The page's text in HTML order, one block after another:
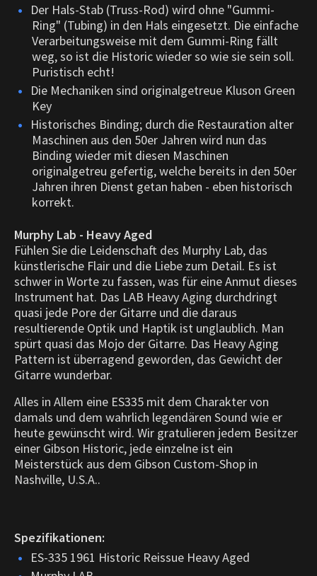
Der Hals-Stab (Truss-Rod) wird ohne "Gummi-
Ring" (Tubing) in den Hals eingesetzt. Die einfache
Verarbeitungsweise mit dem Gummi-Ring fällt
weg, so ist die Historic wieder so wie sie sein soll.
Puristisch echt!
Die Mechaniken sind originalgetreue Kluson Green
Key
Historisches Binding; durch die Restauration alter
Maschinen aus den 50er Jahren wird nun das
Binding wieder mit diesen Maschinen
originalgetreu gefertig, welche bereits in den 50er
Jahren ihren Dienst getan haben - eben historisch
korrekt.
Murphy Lab - Heavy Aged
Fühlen Sie die Leidenschaft des Murphy Lab, das
künstlerische Flair und die Liebe zum Detail. Es ist
schwer in Worte zu fassen, was für eine Anmut dieses
Instrument hat. Das LAB Heavy Aging durchdringt
quasi jede Pore der Gitarre und die daraus
resultierende Optik und Haptik ist unglaublich. Man
spürt quasi das Mojo der Gitarre. Das Heavy Aging
Pattern ist überragend geworden, das Gewicht der
Gitarre wunderbar.
Alles in Allem eine ES335 mit dem Charakter von
damals und dem wahrlich legendären Sound wie er
heute gewünscht wird. Wir gratulieren jedem Besitzer
einer Gibson Historic, jede einzelne ist ein
Meisterstück aus dem Gibson Custom-Shop in
Nashville, U.S.A..
Spezifikationen:
ES-335 1961 Historic Reissue Heavy Aged